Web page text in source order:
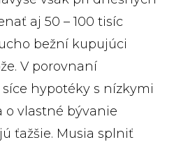
aj 50 – 100 tisíc
bežní kupujúci
V porovnaní
hypotéky s nízkymi
o vlastné bývanie
ťažšie. Musia splniť